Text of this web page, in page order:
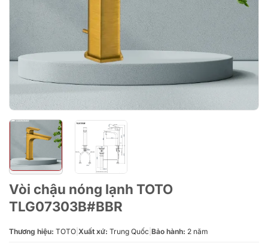
Vòi chậu nóng lạnh TOTO
TLG07303B#BBR
Thương hiệu: TOTO Xuất xứ: Trung Quốc Bảo hành: 2 năm